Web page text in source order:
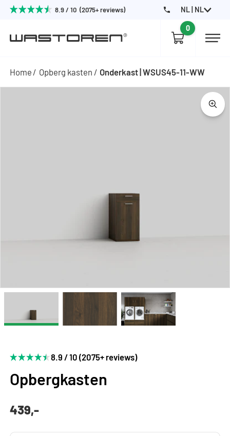
8.9 / 10 (2075+ reviews) NL | NL
0
Home Opberg kasten Onderkast | WSUS45-11-WW
8.9 / 10 (2075+ reviews)
Opbergkasten
439,-